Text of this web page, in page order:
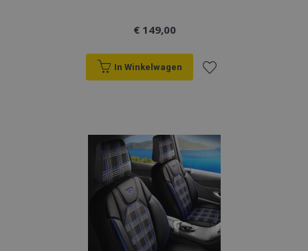
€ 149,00
In Winkelwagen
aan
verlanglijst